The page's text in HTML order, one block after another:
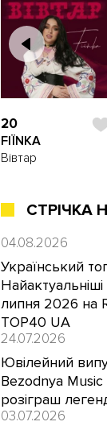
20
FIЇNKA
Вівтар
СТРІЧКА
04.08.2026
Український
Найактуальніші
липня 2026 на
TOP40 UA
24.07.2026
Ювілейний
Bezodnya
розіграш
03.07.2026